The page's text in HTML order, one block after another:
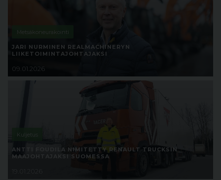
Metsäkoneurakointi
JARI NURMINEN REALMACHINERYN
LIIKETOIMINTAJOHTAJAKSI
09.01.2026
Kuljetus
ANTTI FOUDILA NIMITETTY RENAULT TRUCKSIN
MAAJOHTAJAKSI SUOMESSA